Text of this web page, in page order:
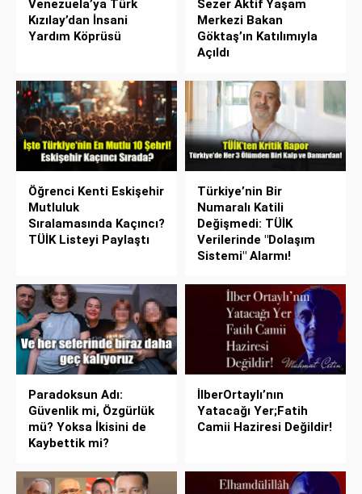
Venezuela’ya Türk
Kızılay’dan İnsani
Yardım Köprüsü
Sezer Aktif Yaşam
Merkezi Bakan
Göktaş’ın Katılımıyla
Açıldı
Öğrenci Kenti Eskişehir
Mutluluk
Sıralamasında Kaçıncı?
TÜİK Listeyi Paylaştı
Türkiye’nin Bir
Numaralı Katili
Değişmedi: TÜİK
Verilerinde "Dolaşım
Sistemi" Alarmı!
Paradoksun Adı:
Güvenlik mi, Özgürlük
mü? Yoksa İkisini de
Kaybettik mi?
İlberOrtaylı’nın
Yatacağı Yer;Fatih
Camii Haziresi Değildir!